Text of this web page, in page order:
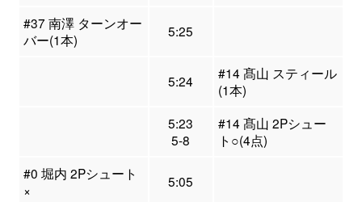
#37 南澤 ターンオー
バー(1本)
5:25
5:24
#14 髙山 スティール
(1本)
5:23
5-8
#14 髙山 2Pシュー
ト○(4点)
#0 堀内 2Pシュート
×
5:05